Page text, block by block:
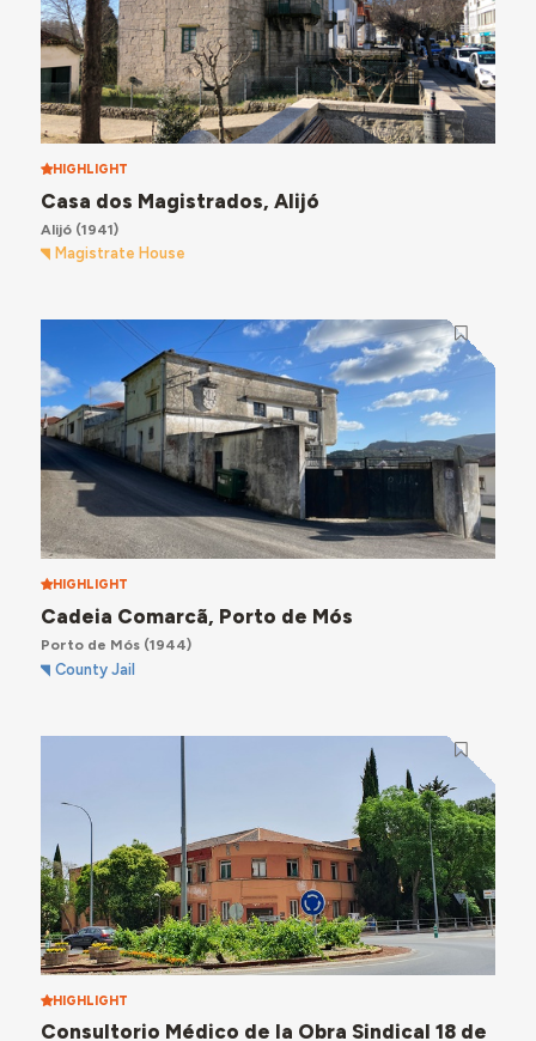
HIGHLIGHT
Casa dos Magistrados, Alijó
Alijó(1941)
Magistrate House
HIGHLIGHT
Cadeia Comarcã, Porto de Mós
Porto de Mós(1944)
County Jail
HIGHLIGHT
Consultorio Médico de la Obra Sindical 18 de